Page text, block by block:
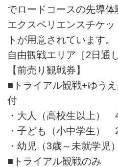
でロードコースの先導
エクスペリエンスチケ
トが用意されています。
自由観戦エリア［2日通
【前売り観戦券】
■トライアル観戦+ゆう
付
・大人（高校生以上）
・子ども（小中学生）
・幼児（3歳～未就学
■トライアル観戦のみ